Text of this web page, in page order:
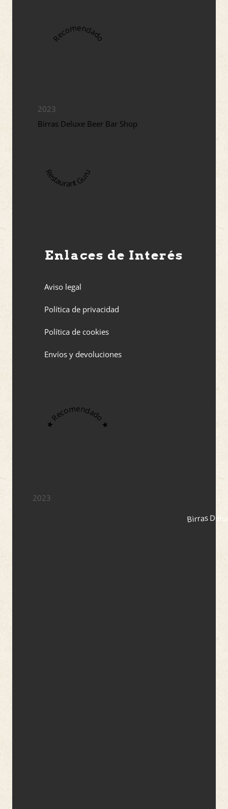
Recomendado
2023
Birras Deluxe Beer Bar Shop
Restaurant Guru
Enlaces de Interés
Aviso legal
Política de privacidad
Política de cookies
Envíos y devoluciones
★ Recomendado ★
2023
Birras